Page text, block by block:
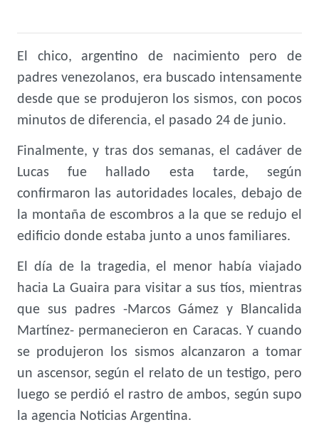
El chico, argentino de nacimiento pero de
padres venezolanos, era buscado intensamente
desde que se produjeron los sismos, con pocos
minutos de diferencia, el pasado 24 de junio.
Finalmente, y tras dos semanas, el cadáver de
Lucas fue hallado esta tarde, según
confirmaron las autoridades locales, debajo de
la montaña de escombros a la que se redujo el
edificio donde estaba junto a unos familiares.
El día de la tragedia, el menor había viajado
hacia La Guaira para visitar a sus tíos, mientras
que sus padres -Marcos Gámez y Blancalida
Martínez- permanecieron en Caracas. Y cuando
se produjeron los sismos alcanzaron a tomar
un ascensor, según el relato de un testigo, pero
luego se perdió el rastro de ambos, según supo
la agencia Noticias Argentina.